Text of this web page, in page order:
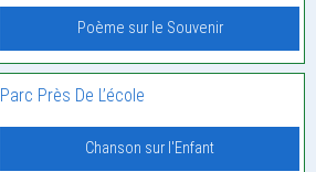
Poème sur le Souvenir
Parc Près De L’école
Chanson sur l'Enfant